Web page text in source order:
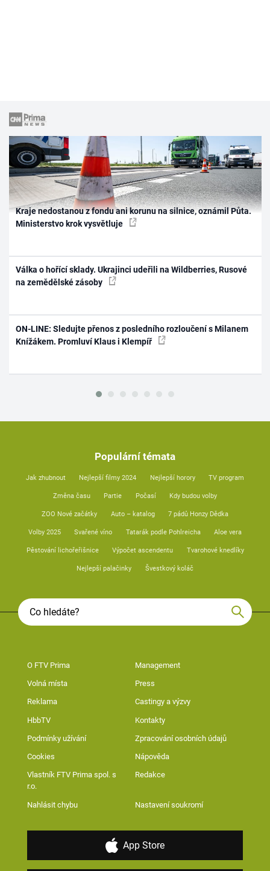
Kraje nedostanou z fondu ani korunu na silnice, oznámil Půta.
Ministerstvo krok vysvětluje
Válka o hořící sklady. Ukrajinci udeřili na Wildberries, Rusové
na zemědělské zásoby
ON-LINE: Sledujte přenos z posledního rozloučení s Milanem
Knížákem. Promluví Klaus i Klempíř
Populární témata
Jak zhubnout Nejlepší filmy 2024 Nejlepší horory TV program
Změna času Partie Počasí Kdy budou volby
ZOO Nové začátky Auto – katalog 7 pádů Honzy Dědka
Volby 2025 Svařené víno Tatarák podle Pohlreicha Aloe vera
Pěstování lichořeřišnice Výpočet ascendentu Tvarohové knedlíky
Nejlepší palačinky Švestkový koláč
O FTV Prima Management
Volná místa Press
Reklama Castingy a výzvy
HbbTV Kontakty
Podmínky užívání Zpracování osobních údajů
Cookies Nápověda
Vlastník FTV Prima spol. s
r.o.
Redakce
Nahlásit chybu Nastavení soukromí
App Store